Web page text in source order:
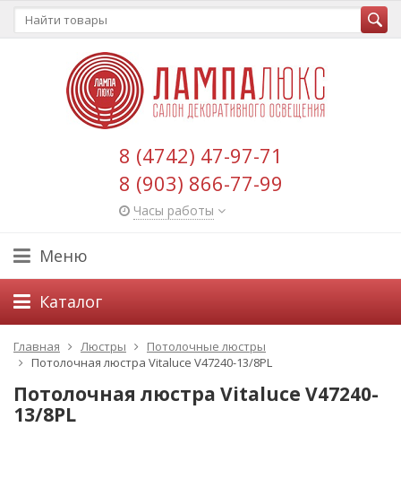
8 (4742) 47-97-71
8 (903) 866-77-99
Часы работы
Меню
Каталог
Главная Люстры
Потолочные люстры
Потолочная люстра Vitaluce V47240-13/8PL
Потолочная люстра Vitaluce V47240-
13/8PL